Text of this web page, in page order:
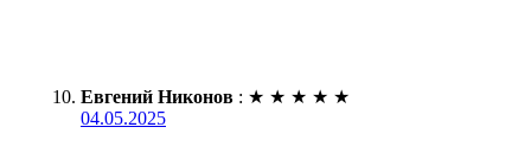
Евгений Никонов : ★ ★ ★ ★ ★
04.05.2025